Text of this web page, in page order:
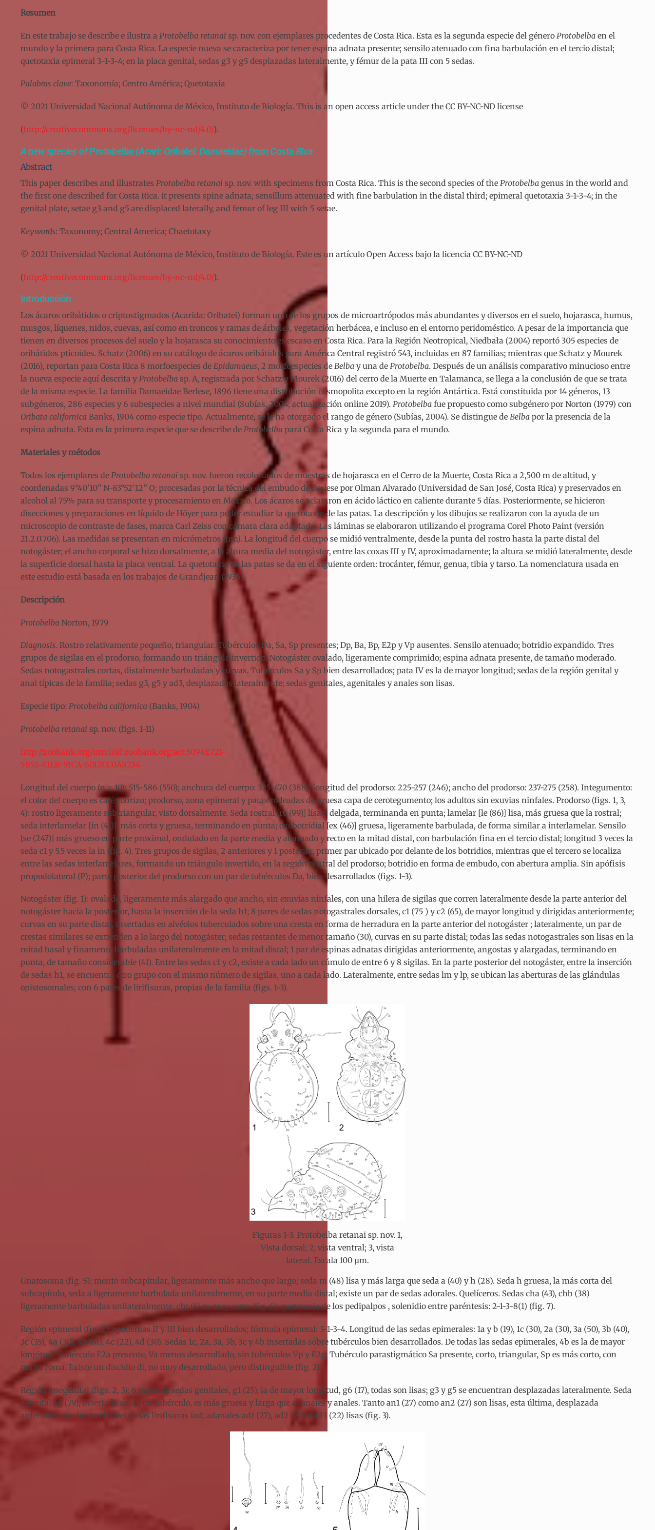
Resumen
En este trabajo se describe e ilustra a Protobelba retanai sp. nov. con ejemplares procedentes de Costa Rica. Esta es la segunda especie del género Protobelbaen el
mundo y la primera para Costa Rica. La especie nueva se caracteriza por tener espina adnata presente; sensilo atenuado con fina barbulación en el tercio distal;
quetotaxia epimeral 3-1-3-4; en la placa genital, sedas g3 y g5 desplazadas lateralmente, y fémur de la pata III con 5 sedas.
Palabras clave: Taxonomía; Centro América; Quetotaxia
© 2021 Universidad Nacional Autónoma de México, Instituto de Biología. This is an open access article under the CC BY-NC-ND license
(http://creativecommons.org/licenses/by-nc-nd/4.0/).
A new species of Protobelba (Acari: Oribatei: Damaeidae) from Costa Rica
Abstract
This paper describes and illustrates Protobelba retanai sp. nov. with specimens from Costa Rica. This is the second species of the Protobelbagenus in the world and
the first one described for Costa Rica. It presents spine adnata; sensillum attenuated with fine barbulation in the distal third; epimeral quetotaxia 3-1-3-4; in the
genital plate, setae g3 and g5 are displaced laterally, and femur of leg III with 5 setae.
Keywords: Taxonomy; Central America; Chaetotaxy
© 2021 Universidad Nacional Autónoma de México, Instituto de Biología. Este es un artículo Open Access bajo la licencia CC BY-NC-ND
(http://creativecommons.org/licenses/by-nc-nd/4.0/).
Introducción
Los ácaros oribátidos o criptostigmados (Acarida: Oribatei) forman uno de los grupos de microartrópodos más abundantes y diversos en el suelo, hojarasca, humus,
musgos, líquenes, nidos, cuevas, así como en troncos y ramas de árboles, vegetación herbácea, e incluso en el entorno peridoméstico. A pesar de la importancia que
tienen en diversos procesos del suelo y la hojarasca su conocimiento es escaso en Costa Rica. Para la Región Neotropical, Niedbała (2004) reportó 305 especies de
oribátidos pticoides. Schatz (2006) en su catálogo de ácaros oribátidos para América Central registró 543, incluidas en 87 familias; mientras que Schatz y Mourek
(2016), reportan para Costa Rica 8 morfoespecies de Epidamaeus, 2 morfoespecies de Belbay una de Protobelba. Después de un análisis comparativo minucioso entre
la nueva especie aquí descrita y Protobelbasp. A, registrada por Schatz y Mourek (2016) del cerro de la Muerte en Talamanca, se llega a la conclusión de que se trata
de la misma especie. La familia Damaeidae Berlese, 1896 tiene una distribución cosmopolita excepto en la región Antártica. Está constituida por 14 géneros, 13
subgéneros, 286 especies y 6 subespecies a nivel mundial (Subías, 2004; actualización online 2019). Protobelbafue propuesto como subgénero por Norton (1979) con
Oribata californicaBanks, 1904 como especie tipo. Actualmente, se le ha otorgado el rango de género (Subías, 2004). Se distingue de Belba por la presencia de la
espina adnata. Esta es la primera especie que se describe de Protobelbapara Costa Rica y la segunda para el mundo.
Materiales y métodos
Todos los ejemplares de Protobelba retanai sp. nov. fueron recolectados de muestras de hojarasca en el Cerro de la Muerte, Costa Rica a 2,500 m de altitud, y
coordenadas 9°40’10” N-83°52’12” O; procesadas por la técnica del embudo de Berlese por Olman Alvarado (Universidad de San José, Costa Rica) y preservados en
alcohol al 75% para su transporte y procesamiento en México. Los ácaros se aclararon en ácido láctico en caliente durante 5 días. Posteriormente, se hicieron
disecciones y preparaciones en líquido de Höyer para poder estudiar la quetotaxia de las patas. La descripción y los dibujos se realizaron con la ayuda de un
microscopio de contraste de fases, marca Carl Zeiss con cámara clara adaptada. Las láminas se elaboraron utilizando el programa Corel Photo Paint (versión
21.2.0.706). Las medidas se presentan en micrómetros (µm). La longitud del cuerpo se midió ventralmente, desde la punta del rostro hasta la parte distal del
notogáster; el ancho corporal se hizo dorsalmente, a la altura media del notogáster, entre las coxas III y IV, aproximadamente; la altura se midió lateralmente, desde
la superficie dorsal hasta la placa ventral. La quetotaxia de las patas se da en el siguiente orden: trocánter, fémur, genua, tibia y tarso. La nomenclatura usada en
este estudio está basada en los trabajos de Grandjean (1936).
Descripción
Protobelba Norton, 1979
Diagnosis. Rostro relativamente pequeño, triangular. Tubérculos Da, Sa, Sp presentes; Dp, Ba, Bp, E2p y Vp ausentes. Sensilo atenuado; botridio expandido. Tres
grupos de sigilas en el prodorso, formando un triángulo invertido. Notogáster ovalado, ligeramente comprimido; espina adnata presente, de tamaño moderado.
Sedas notogastrales cortas, distalmente barbuladas y curvas. Tubérculos Sa y Sp bien desarrollados; pata IV es la de mayor longitud; sedas de la región genital y
anal típicas de la familia; sedas g3, g5 y ad3, desplazadas lateralmente; sedas genitales, agenitales y anales son lisas.
Especie tipo: Protobelba californica (Banks, 1904)
Protobelba retanai sp. nov. (figs. 1-11)
http://zoobank.org/urn:lsid:zoobank.org:act:5094E721-
5B52-41EB-91CA-6012CC0A8234
Longitud del cuerpo (n = 10): 515-586 (550); anchura del cuerpo: 325-470 (388); longitud del prodorso: 225-257 (246); ancho del prodorso: 237-275 (258). Integumento:
el color del cuerpo es café cobrizo; prodorso, zona epimeral y patas rodeadas de gruesa capa de cerotegumento; los adultos sin exuvias ninfales. Prodorso (figs. 1, 3,
4): rostro ligeramente subtriangular, visto dorsalmente. Seda rostral [ro (99)] lisa y delgada, terminanda en punta; lamelar [le (86)] lisa, más gruesa que la rostral;
seda interlamelar [in (41)], más corta y gruesa, terminando en punta; exobotridial [ex (46)] gruesa, ligeramente barbulada, de forma similar a interlamelar. Sensilo
[se (247)] más grueso en parte proximal, ondulado en la parte media y atenuado y recto en la mitad distal, con barbulación fina en el tercio distal; longitud 3 veces la
seda c1 y 5.5 veces la in (fig. 4). Tres grupos de sigilas, 2 anteriores y 1 posterior, primer par ubicado por delante de los botridios, mientras que el tercero se localiza
entre las sedas interlamelares, formando un triángulo invertido, en la región central del prodorso; botridio en forma de embudo, con abertura amplia. Sin apófisis
propodolateral (P); parte posterior del prodorso con un par de tubérculos Da, bien desarrollados (figs. 1-3).
Notogáster (fig. 1): ovalado, ligeramente más alargado que ancho, sin exuvias ninfales, con una hilera de sigilas que corren lateralmente desde la parte anterior del
notogáster hacia la posterior, hasta la inserción de la seda h1; 8 pares de sedas notogastrales dorsales, c1 (75 ) y c2 (65), de mayor longitud y dirigidas anteriormente;
curvas en su parte distal, insertadas en alvéolos tuberculados sobre una cresta en forma de herradura en la parte anterior del notogáster ; lateralmente, un par de
crestas similares se extienden a lo largo del notogáster; sedas restantes de menor tamaño (30), curvas en su parte distal; todas las sedas notogastrales son lisas en la
mitad basal y finamente barbuladas unilateralmente en la mitad distal; 1 par de espinas adnatas dirigidas anteriormente, angostas y alargadas, terminando en
punta, de tamaño considerable (41). Entre las sedas c1 y c2, existe a cada lado un cúmulo de entre 6 y 8 sigilas. En la parte posterior del notogáster, entre la inserción
de sedas h1, se encuentra otro grupo con el mismo número de sigilas, uno a cada lado. Lateralmente, entre sedas lm y lp, se ubican las aberturas de las glándulas
opistosomales; con 6 pares de lirifisuras, propias de la familia (figs. 1-3).
Figuras 1-3. Protobelba retanai sp. nov. 1,
Vista dorsal; 2, vista ventral; 3, vista
lateral. Escala 100 µm.
Gnatosoma (fig. 5): mento subcapitular, ligeramente más ancho que largo; seda m (48) lisa y más larga que seda a (40) y h (28). Seda h gruesa, la más corta del
subcapítulo, seda a ligeramente barbulada unilateralmente, en su parte media distal; existe un par de sedas adorales. Quelíceros. Sedas cha (43), chb (38)
ligeramente barbuladas unilateralmente, cht (4) es muy corta (fig. 6); quetotaxia de los pedipalpos , solenidio entre paréntesis: 2-1-3-8(1) (fig. 7).
Región epimeral (fig. 2): apodemas II y III bien desarrollados; fórmula epimeral: 3-1-3-4. Longitud de las sedas epimerales: 1a y b (19), 1c (30), 2a (30), 3a (50), 3b (40),
3c (35), 4a (30), 4b (61), 4c (22), 4d (30). Sedas 1c, 2a, 3a, 3b, 3c y 4b insertadas sobre tubérculos bien desarrollados. De todas las sedas epimerales, 4b es la de mayor
longitud. Tubérculo E2a presente, Va menos desarrollado, sin tubérculos Vp y E2p. Tubérculo parastigmático Sa presente, corto, triangular, Sp es más corto, con
punta roma. Existe un discidio di, no muy desarrollado, pero distinguible (fig. 2).
Región anogenital (figs. 2, 3): 6 pares de sedas genitales, g1 (25), la de mayor longitud, g6 (17), todas son lisas; g3 y g5 se encuentran desplazadas lateralmente. Seda
agenital ag (79), insertada sobre un tubérculo, es más gruesa y larga que adanales y anales. Tanto an1 (27) como an2 (27) son lisas, esta última, desplazada
anteriormente hasta el nivel de las lirifisuras iad; adanales ad1 (27), ad2 (27) y ad3 (22) lisas (fig. 3).